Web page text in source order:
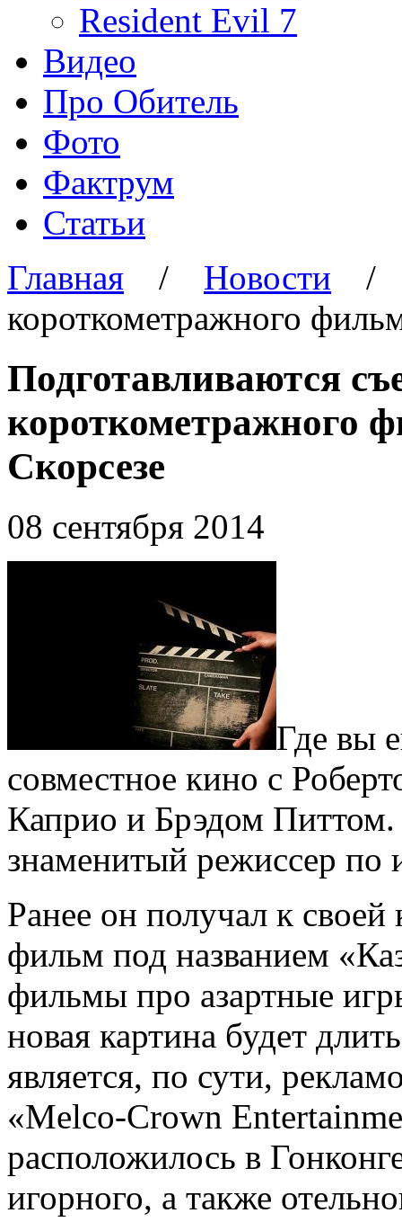
Resident Evil 7
Видео
Про Обитель
Фото
Фактрум
Статьи
Главная / Новости
короткометражного
Подготавливаются
короткометражного
Скорсезе
08 сентября 2014
Где вы
совместное кино с
Каприо и Брэдом
знаменитый режиссер по
Ранее он получал к
фильм под названием
фильмы про азартные
новая картина будет
является, по сути,
«Melco-Crown
расположилось в
игорного, а также